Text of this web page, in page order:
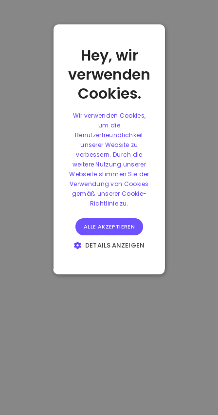
Hey, wir
verwenden
Cookies.
Wir verwenden Cookies,
um die
Benutzerfreundlichkeit
unserer Website zu
verbessern. Durch die
weitere Nutzung unserer
Webseite stimmen Sie der
Verwendung von Cookies
gemäß unserer Cookie-
Richtlinie zu.
ALLE AKZEPTIEREN
DETAILS ANZEIGEN